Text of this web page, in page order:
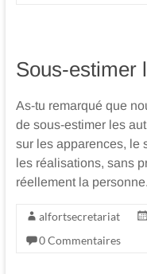
Sous-estimer
As-tu remarqué que
de sous-estimer les
sur les apparences, le
les réalisations, sans
réellement la personne.
alfortsecretariat
0 Commentaires